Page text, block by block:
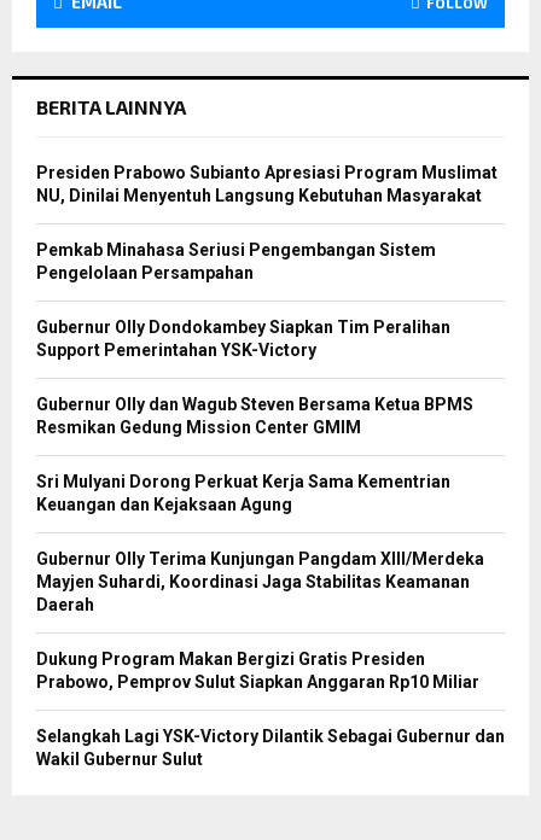
BERITA LAINNYA
Presiden Prabowo Subianto Apresiasi Program Muslimat
NU, Dinilai Menyentuh Langsung Kebutuhan Masyarakat
Pemkab Minahasa Seriusi Pengembangan Sistem
Pengelolaan Persampahan
Gubernur Olly Dondokambey Siapkan Tim Peralihan
Support Pemerintahan YSK-Victory
Gubernur Olly dan Wagub Steven Bersama Ketua BPMS
Resmikan Gedung Mission Center GMIM
Sri Mulyani Dorong Perkuat Kerja Sama Kementrian
Keuangan dan Kejaksaan Agung
Gubernur Olly Terima Kunjungan Pangdam XIII/Merdeka
Mayjen Suhardi, Koordinasi Jaga Stabilitas Keamanan
Daerah
Dukung Program Makan Bergizi Gratis Presiden
Prabowo, Pemprov Sulut Siapkan Anggaran Rp10 Miliar
Selangkah Lagi YSK-Victory Dilantik Sebagai Gubernur dan
Wakil Gubernur Sulut